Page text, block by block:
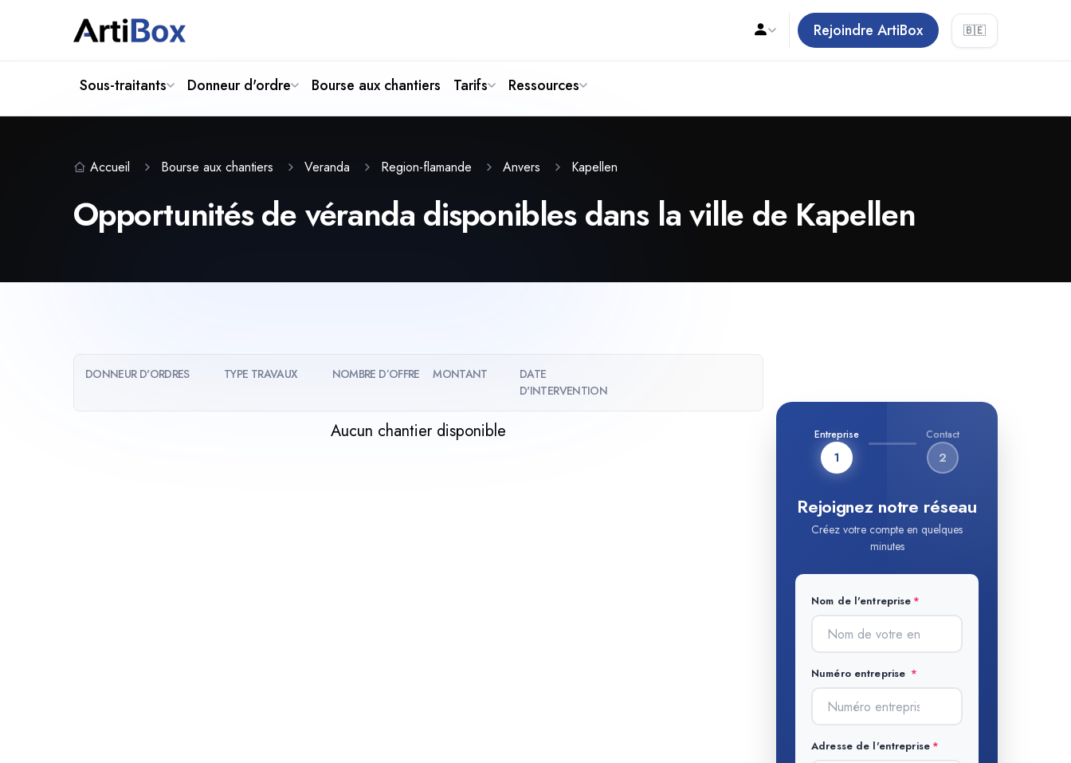
Rejoindre ArtiBox 🇧🇪
Sous-traitants Donneur d'ordre Bourse aux chantiers Tarifs Ressources
Accueil Bourse aux chantiers Veranda Region-flamande Anvers Kapellen
Opportunités de véranda disponibles dans la ville de Kapellen
DONNEUR D'ORDRES TYPE TRAVAUX NOMBRE D’OFFRE MONTANT
DATE
D'INTERVENTION
Aucun chantier disponible Entreprise
1
Contact
2
Rejoignez notre réseau
Créez votre compte en quelques
minutes
Nom de l'entreprise
Numéro entreprise
Adresse de l'entreprise